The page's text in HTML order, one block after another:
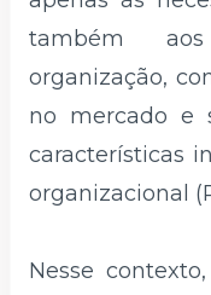
também
organização,
no mercado e
características
organizacional
Nesse